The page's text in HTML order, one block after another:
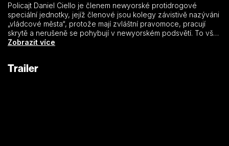
Policajt Daniel Ciello je členem newyorské protidrogové
speciální jednotky, jejíž členové jsou kolegy závistivě nazýváni
„vládcové města“, protože mají zvláštní pravomoce, pracují
skrytě a nerušeně se pohybují v newyorském podsvětí. To vše
vede k tomu, že se časem jejich metody prakticky neliší od
příčí, stojí před velkým dilematem: buď bude s kolegy držet
Zobrazit více
Trailer